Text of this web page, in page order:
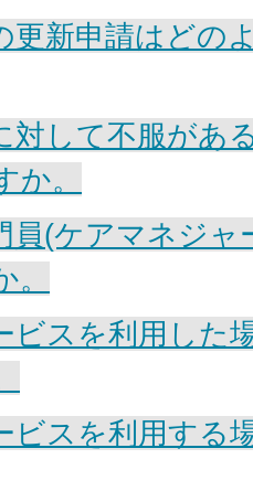
更新申請はどの
対して不服があ
か。
員(ケアマネジ
ビスを利用した
ビスを利用する